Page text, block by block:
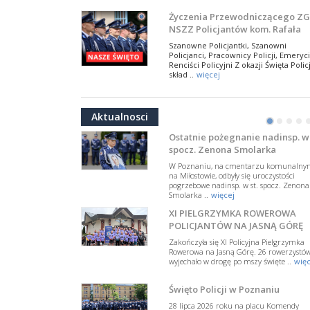
Życzenia Przewodniczącego ZG
NSZZ Policjantów kom. Rafała
Jankowskiego z okazji Święta
Policji 2026
Szanowne Policjantki, Szanowni
Policjanci, Pracownicy Policji,
Renciści Policyjni Z okazji Święta
skład .. więcej
NSZZ Policjantów: Policja nie
W przestrzeni publicznej po raz
pojawiły się wypowiedzi, które
w funkcjonariuszki i funkcjonariuszy
Policj .. więcej
Dodatkowe zarobkowanie
policjantów. NSZZP: obecne
rozwiązania wymagają zmian
zmiany przepisów regulujących
podejmowanie przez policjantów
dodatkowej pracy zarobkowe ..
więcej
Krok 1. Umorzenie. Krok 2.
z hejtem
Postępowanie dotyczące interwencji
Policji w miejscu zamieszkania red.
Tomasza Sakiewicza zostało
Aktualnosci
•• • •
NSZZ Policjantów
Na zaproszenie Zarządu Głównego NSZZ
Policjantów w Polsce gościł Rafael
Departamentu Policji w Nowym Jorku, o
.. więcej
PAMIĘTAMY I ODDAJMY HOŁD
SIERŻ. MARKOWI SIENICKIEMU
poświęconą starszemu sierżantowi Mar
Ostatnie pożegnanie nadinsp. w
spocz. Zenona Smolarka
W Poznaniu, na cmentarzu
na Miłostowie, odbyły się uroczystości
pogrzebowe nadinsp. w st. spocz. Zenona
Smolarka .. więcej
XI PIELGRZYMKA ROWEROWA
POLICJANTÓW NA JASNĄ GÓRĘ
Zakończyła się XI Policyjna Pielgrzymka
Rowerowa na Jasną Górę. 26
wyjechało w drogę po mszy święte ..
Święto Policji w Poznaniu
28 lipca 2026 roku na placu Komendy